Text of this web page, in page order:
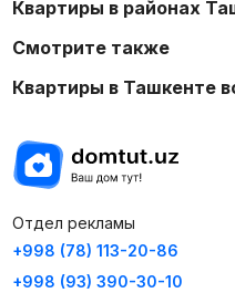
Квартиры в районах
Смотрите также
Квартиры в Ташкенте
Отдел рекламы
+998 (78) 113-20-86
+998 (93) 390-30-10